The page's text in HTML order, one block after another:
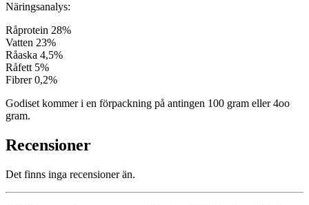
Näringsanalys:
Råprotein 28%
Vatten 23%
Råaska 4,5%
Råfett 5%
Fibrer 0,2%
Godiset kommer i en förpackning på antingen 100 gram eller 4oo
gram.
Recensioner
Det finns inga recensioner än.